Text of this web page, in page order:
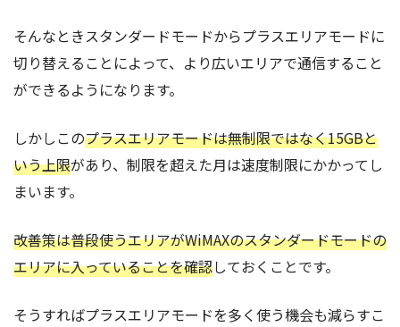
そんなときスタンダードモードからプラスエリアモードに
切り替えることによって、より広いエリアで通信すること
ができるようになります。
しかしこのプラスエリアモードは無制限ではなく15GBと
いう上限があり、制限を超えた月は速度制限にかかってし
まいます。
改善策は普段使うエリアがWiMAXのスタンダードモードの
エリアに入っていることを確認しておくことです。
そうすればプラスエリアモードを多く使う機会も減らすこ